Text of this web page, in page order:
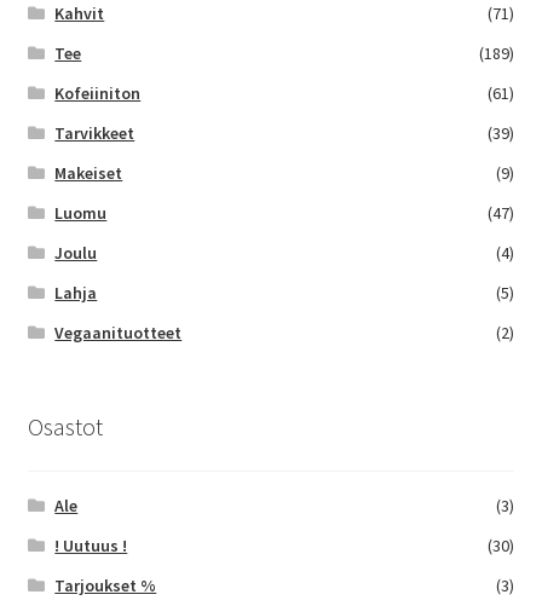
Kahvit
(71)
Tee
(189)
Kofeiiniton
(61)
Tarvikkeet
(39)
Makeiset
(9)
Luomu
(47)
Joulu
(4)
Lahja
(5)
Vegaanituotteet
(2)
Osastot
Ale
(3)
! Uutuus !
(30)
Tarjoukset %
(3)